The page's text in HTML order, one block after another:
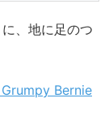
、地に足のつ
Bernie